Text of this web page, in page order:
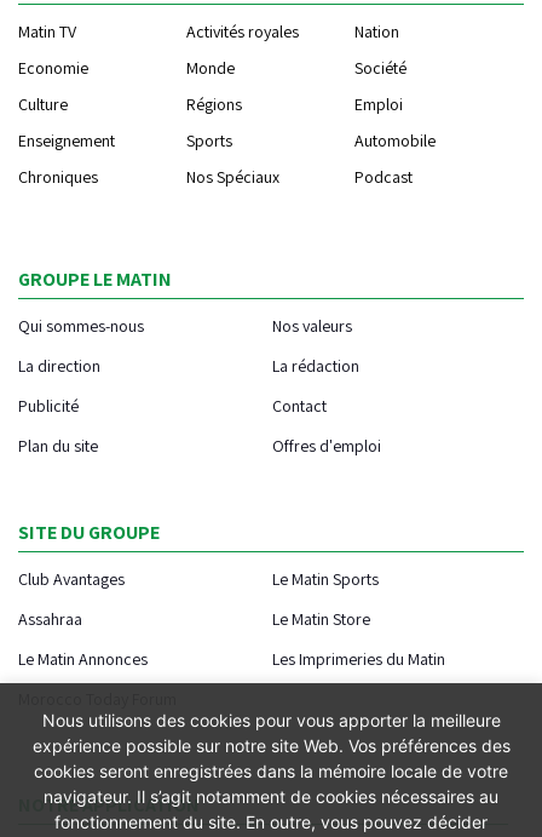
Matin TV Activités royales
Nation
Economie
Monde
Société
Culture
Régions
Emploi
Enseignement
Sports
Automobile
Chroniques
Nos Spéciaux Podcast
GROUPE LE MATIN
Qui sommes-nous
Nos valeurs
La direction
La rédaction
Publicité
Contact
Plan du site
Offres d'emploi
SITE DU GROUPE
Club Avantages
Le Matin Sports
Assahraa
Le Matin Store
Le Matin Annonces
Les Imprimeries du Matin
NOTRE APPLICATION
Nous utilisons des cookies pour vous apporter la meilleure
expérience possible sur notre site Web. Vos préférences des
cookies seront enregistrées dans la mémoire locale de votre
navigateur. Il s’agit notamment de cookies nécessaires au
fonctionnement du site. En outre, vous pouvez décider